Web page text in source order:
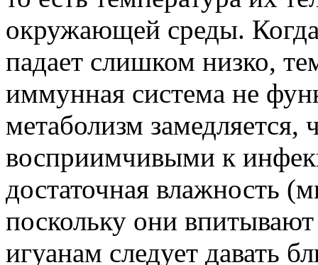
окружающей среды.
падает слишком низко,
иммунная система не
метаболизм замедляется,
восприимчивыми к
достаточная влажность
поскольку они
игуанам следует давать